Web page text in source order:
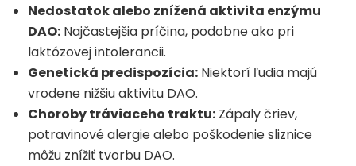
Nedostatok alebo znížená aktivita enzýmu
DAO: Najčastejšia príčina, podobne ako pri
laktózovej intolerancii.
Genetická predispozícia: Niektorí ľudia majú
vrodene nižšiu aktivitu DAO.
Choroby tráviaceho traktu: Zápaly čriev,
potravinové alergie alebo poškodenie sliznice
môžu znížiť tvorbu DAO.